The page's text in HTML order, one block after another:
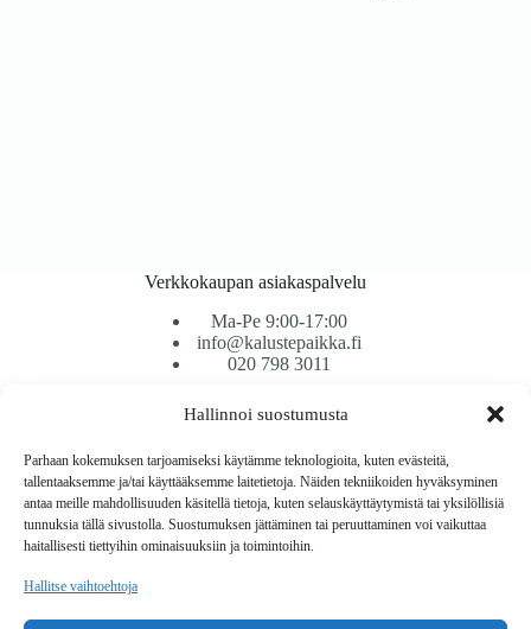
Hallinnoi suostumusta
Parhaan kokemuksen tarjoamiseksi käytämme teknologioita, kuten evästeitä,
tallentaaksemme ja/tai käyttääksemme laitetietoja. Näiden tekniikoiden hyväksyminen
antaa meille mahdollisuuden käsitellä tietoja, kuten selauskäyttäytymistä tai yksilöllisiä
tunnuksia tällä sivustolla. Suostumuksen jättäminen tai peruuttaminen voi vaikuttaa
haitallisesti tiettyihin ominaisuuksiin ja toimintoihin.
Hallitse vaihtoehtoja
Verkkokaupan asiakaspalvelu
Ma-Pe 9:00-17:00
info@kalustepaikka.fi
020 798 3011
Tavarantoimitus / Maksutavat
Toimitustavat
Maksutavat
Vaihto ja palautus
Reklamaatiot